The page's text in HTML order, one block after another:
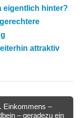
eigentlich hinter?
attraktiv
Einkommens –
– geradezu ein